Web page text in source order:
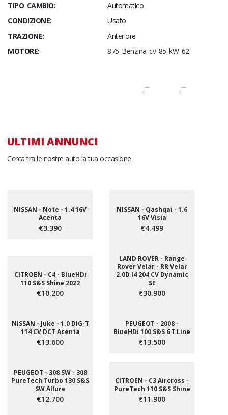
TIPO CAMBIO:
Automatico
CONDIZIONE:
Usato
TRAZIONE:
Anteriore
MOTORE:
875 Benzina cv 85 kW 62
ULTIMI ANNUNCI
Cerca tra le nostre auto la tua occasione
NISSAN - Note - 1.4 16V
Acenta
€3.390
NISSAN - Qashqai - 1.6
16V Visia
€4.499
CITROEN - C4 - BlueHDi
110 S&S Shine 2022
€10.200
LAND ROVER - Range
Rover Velar - RR Velar
2.0D I4 204 CV Dynamic
SE
€30.900
NISSAN - Juke - 1.0 DIG-T
114 CV DCT Acenta
€13.600
PEUGEOT - 2008 -
BlueHDi 100 S&S GT Line
€13.500
PEUGEOT - 308 SW - 308
PureTech Turbo 130 S&S
SW Allure
€12.700
CITROEN - C3 Aircross -
PureTech 110 S&S Shine
€11.900